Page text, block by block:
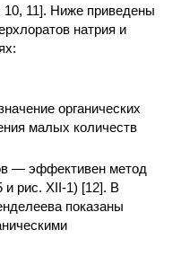
11]. Ниже приведены
натрия и
органических
малых количеств
— эффективен метод
рис. XII-1) [12]. В
показаны